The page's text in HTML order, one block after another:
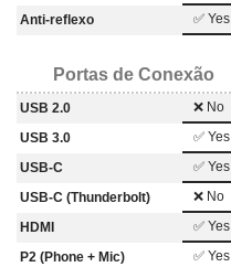
Anti-reflexo
✅ Yes
Portas de Conexão
USB 2.0
❌ No
USB 3.0
✅ Yes
USB-C
✅ Yes
USB-C (Thunderbolt)
❌ No
HDMI
✅ Yes
P2 (Phone + Mic)
✅ Yes